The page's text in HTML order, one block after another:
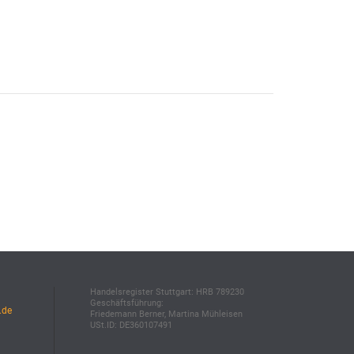
Handelsregister Stuttgart: HRB 789230
Geschäftsführung:
Friedemann Berner, Martina Mühleisen
USt.ID: DE360107491